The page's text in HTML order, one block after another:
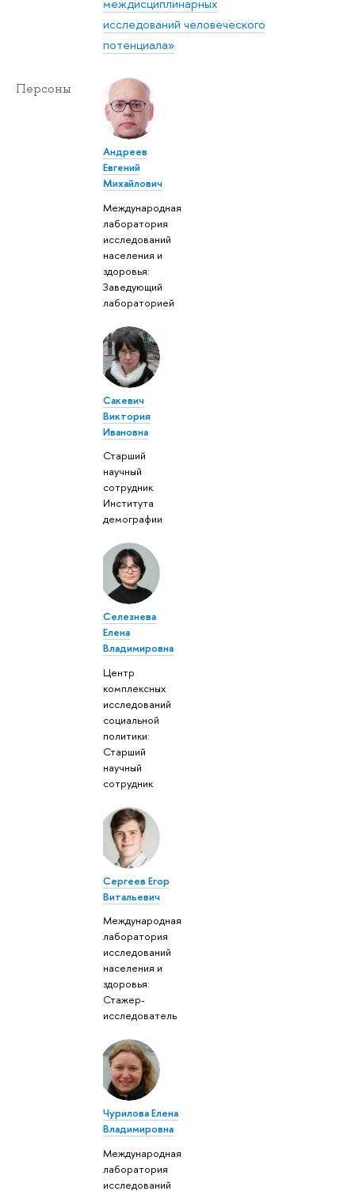
междисциплинарных
исследований человеческого
потенциала»
Персоны
Андреев
Евгений
Михайлович
Международная
лаборатория
исследований
населения и
здоровья:
Заведующий
лабораторией
Сакевич
Виктория
Ивановна
Старший
научный
сотрудник
Института
демографии
Селезнева
Елена
Владимировна
Центр
комплексных
исследований
социальной
политики:
Старший
научный
сотрудник
Сергеев Егор
Витальевич
Международная
лаборатория
исследований
населения и
здоровья:
Стажер-
исследователь
Чурилова Елена
Владимировна
Международная
лаборатория
исследований